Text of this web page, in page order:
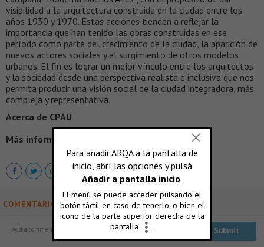
visibilidad a la arquitectura construida en la ciudad entre los
años 1930 y 1970. Estas acciones tienden a reflejar la
importancia que han tenido las obras construidas en ese
período como parte del crecimiento de la ciudad, la aparición de
nuevos actores sociales y el surgimiento de otros modelos
urbanos. El fin es lograr un mejor vínculo entre los arquitectos
y la sociedad desde una perspectiva realista e inclusiva que nos
permita producir una visión social de la ciudad integradora, más
compleja y representativa.
Acerca de CPAU
Más información >
COMENTARIOS